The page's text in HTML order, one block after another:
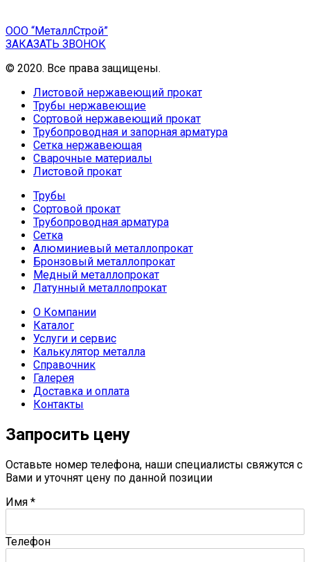
ООО “МеталлСтрой”
ЗАКАЗАТЬ ЗВОНОК
© 2020. Все права защищены.
Листовой нержавеющий прокат
Трубы нержавеющие
Сортовой нержавеющий прокат
Трубопроводная и запорная арматура
Сетка нержавеющая
Сварочные материалы
Листовой прокат
Трубы
Сортовой прокат
Трубопроводная арматура
Сетка
Алюминиевый металлопрокат
Бронзовый металлопрокат
Медный металлопрокат
Латунный металлопрокат
О Компании
Каталог
Услуги и сервис
Калькулятор металла
Справочник
Галерея
Доставка и оплата
Контакты
Запросить цену
Оставьте номер телефона, наши специалисты свяжутся с
Вами и уточнят цену по данной позиции
Имя *
Телефон